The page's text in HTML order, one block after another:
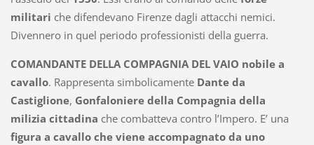
militari che difendevano Firenze dagli attacchi nemici.
Divennero in quel periodo professionisti della guerra.
COMANDANTE DELLA COMPAGNIA DEL VAIO nobile a
cavallo. Rappresenta simbolicamente Dante da
Castiglione, Gonfaloniere della Compagnia della
milizia cittadina che combatteva contro l’Impero. E’ una
figura a cavallo che viene accompagnato da uno